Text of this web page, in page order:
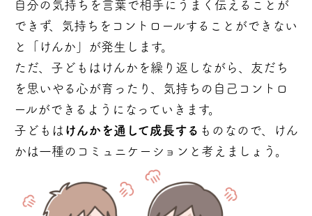
自分の気持ちを言葉で相手にうまく伝えることが
できず、気持ちをコントロールすることができない
と「けんか」が発生します。
ただ、子どもはけんかを繰り返しながら、友だち
を思いやる心が育ったり、気持ちの自己コントロ
ールができるようになっていきます。
子どもは けんかを通して成長する ものなので、けん
かは一種のコミュニケーションと考えましょう。